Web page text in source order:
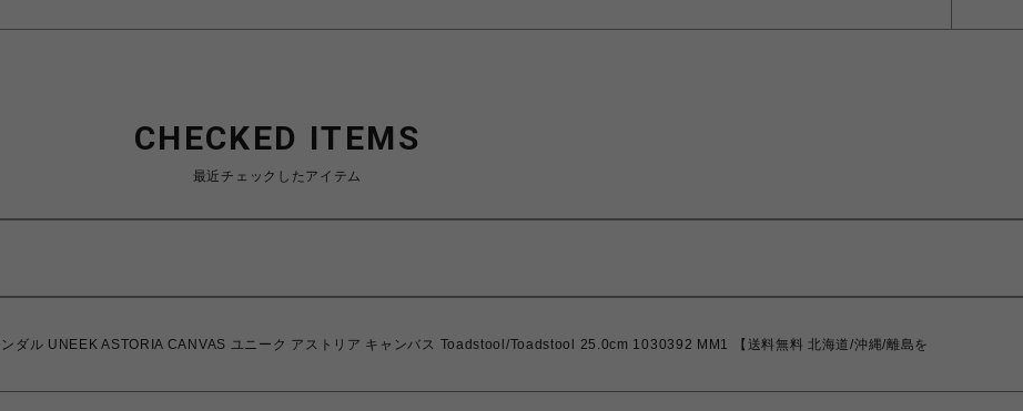
CHECKED ITEMS
最近チェックしたアイテム
ダル UNEEK ASTORIA CANVAS ユニーク アストリア キャンバス Toadstool/Toadstool 25.0cm 1030392 MM1 【送料無料 北海道/沖縄/離島を